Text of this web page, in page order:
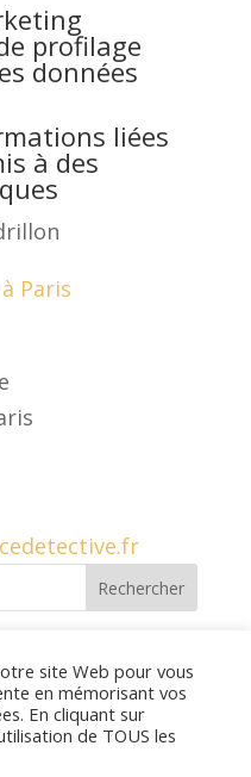
profilage
données
liées
à des
Paris
site Web pour vous
en mémorisant vos
En cliquant sur
de TOUS les